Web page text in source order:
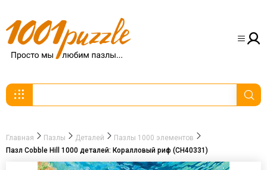
Главная Пазлы Деталей
Пазлы 1000 элементов
Пазл Cobble Hill 1000 деталей: Коралловый риф (CH40331)